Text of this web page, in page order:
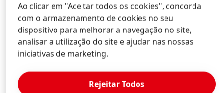
Com o Porsche 99X Electric, a Porsche regressou às
corridas de monolugares em 2019 depois de mais de
30 anos, e celebrou uma estreia bem-sucedida ao
ocupar o segundo lugar na abertura da temporada
Fórmula E da ABB. O carro de corrida totalmente
elétrico alimentado pelo Porsche E Performance
Ao clicar em "Aceitar todos os cookies", concorda
com o armazenamento de cookies no seu
dispositivo para melhorar a navegação no site,
analisar a utilização do site e ajudar nas nossas
iniciativas de marketing.
Rejeitar Todos